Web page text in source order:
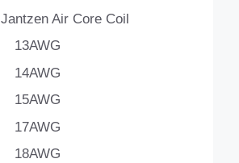
Jantzen Air Core Coil
13AWG
14AWG
15AWG
17AWG
18AWG